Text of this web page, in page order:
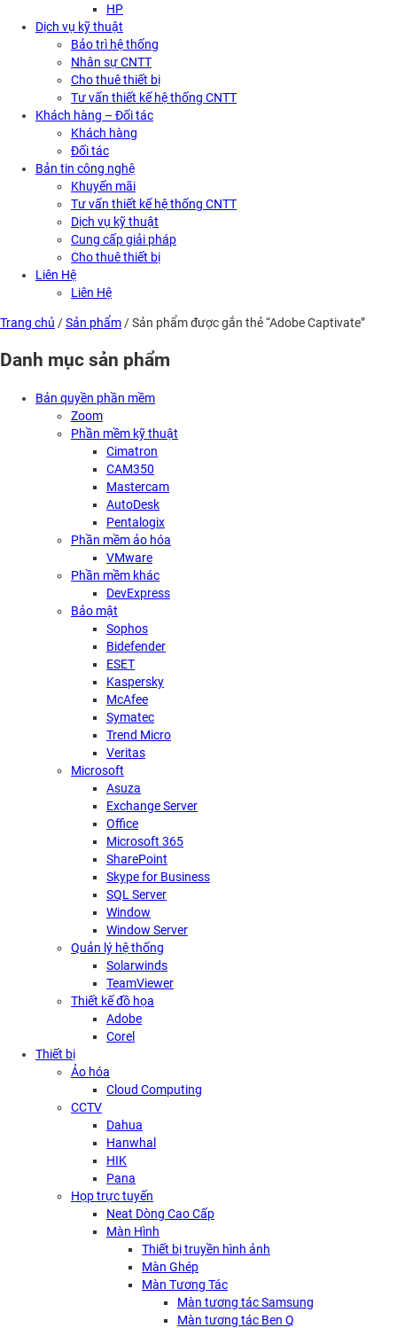
HP
Dịch vụ kỹ thuật
Bảo trì hệ thống
Nhân sự CNTT
Cho thuê thiết bị
Tư vấn thiết kế hệ thống CNTT
Khách hàng – Đối tác
Khách hàng
Đối tác
Bản tin công nghệ
Khuyến mãi
Tư vấn thiết kế hệ thống CNTT
Dịch vụ kỹ thuật
Cung cấp giải pháp
Cho thuê thiết bị
Liên Hệ
Liên Hệ
Trang chủ /Sản phẩm / Sản phẩm được gắn thẻ “Adobe Captivate”
Danh mục sản phẩm
Bản quyền phần mềm
Zoom
Phần mềm kỹ thuật
Cimatron
CAM350
Mastercam
AutoDesk
Pentalogix
Phần mềm ảo hóa
VMware
Phần mềm khác
DevExpress
Bảo mật
Sophos
Bidefender
ESET
Kaspersky
McAfee
Symatec
Trend Micro
Veritas
Microsoft
Asuza
Exchange Server
Office
Microsoft 365
SharePoint
Skype for Business
SQL Server
Window
Window Server
Quản lý hệ thống
Solarwinds
TeamViewer
Thiết kế đồ họa
Adobe
Corel
Thiết bị
Ảo hóa
Cloud Computing
CCTV
Dahua
Hanwhal
HIK
Pana
Họp trực tuyến
Neat Dòng Cao Cấp
Màn Hình
Thiết bị truyền hình ảnh
Màn Ghép
Màn Tương Tác
Màn tương tác Samsung
Màn tương tác Ben Q